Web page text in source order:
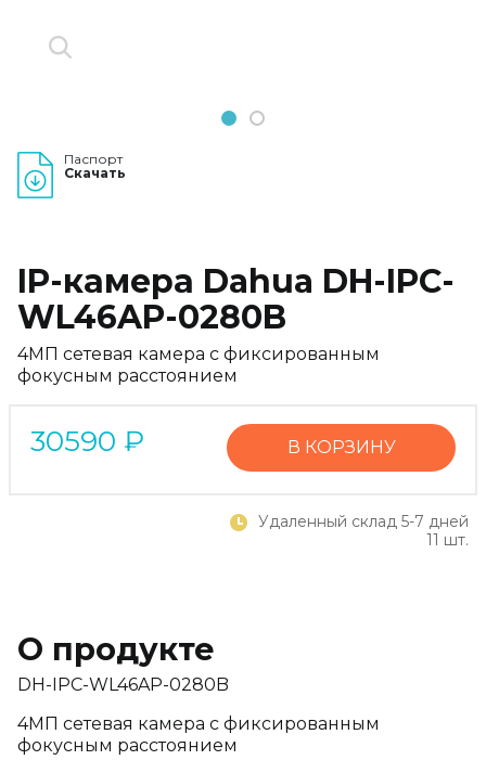
1 2
Паспорт
Скачать
IP-камера Dahua DH-IPC-
WL46AP-0280B
4МП сетевая камера с фиксированным
фокусным расстоянием
30590 ₽ В КОРЗИНУ
Удаленный склад 5-7 дней
11 шт.
О продукте
DH-IPC-WL46AP-0280B
4МП сетевая камера с фиксированным
фокусным расстоянием